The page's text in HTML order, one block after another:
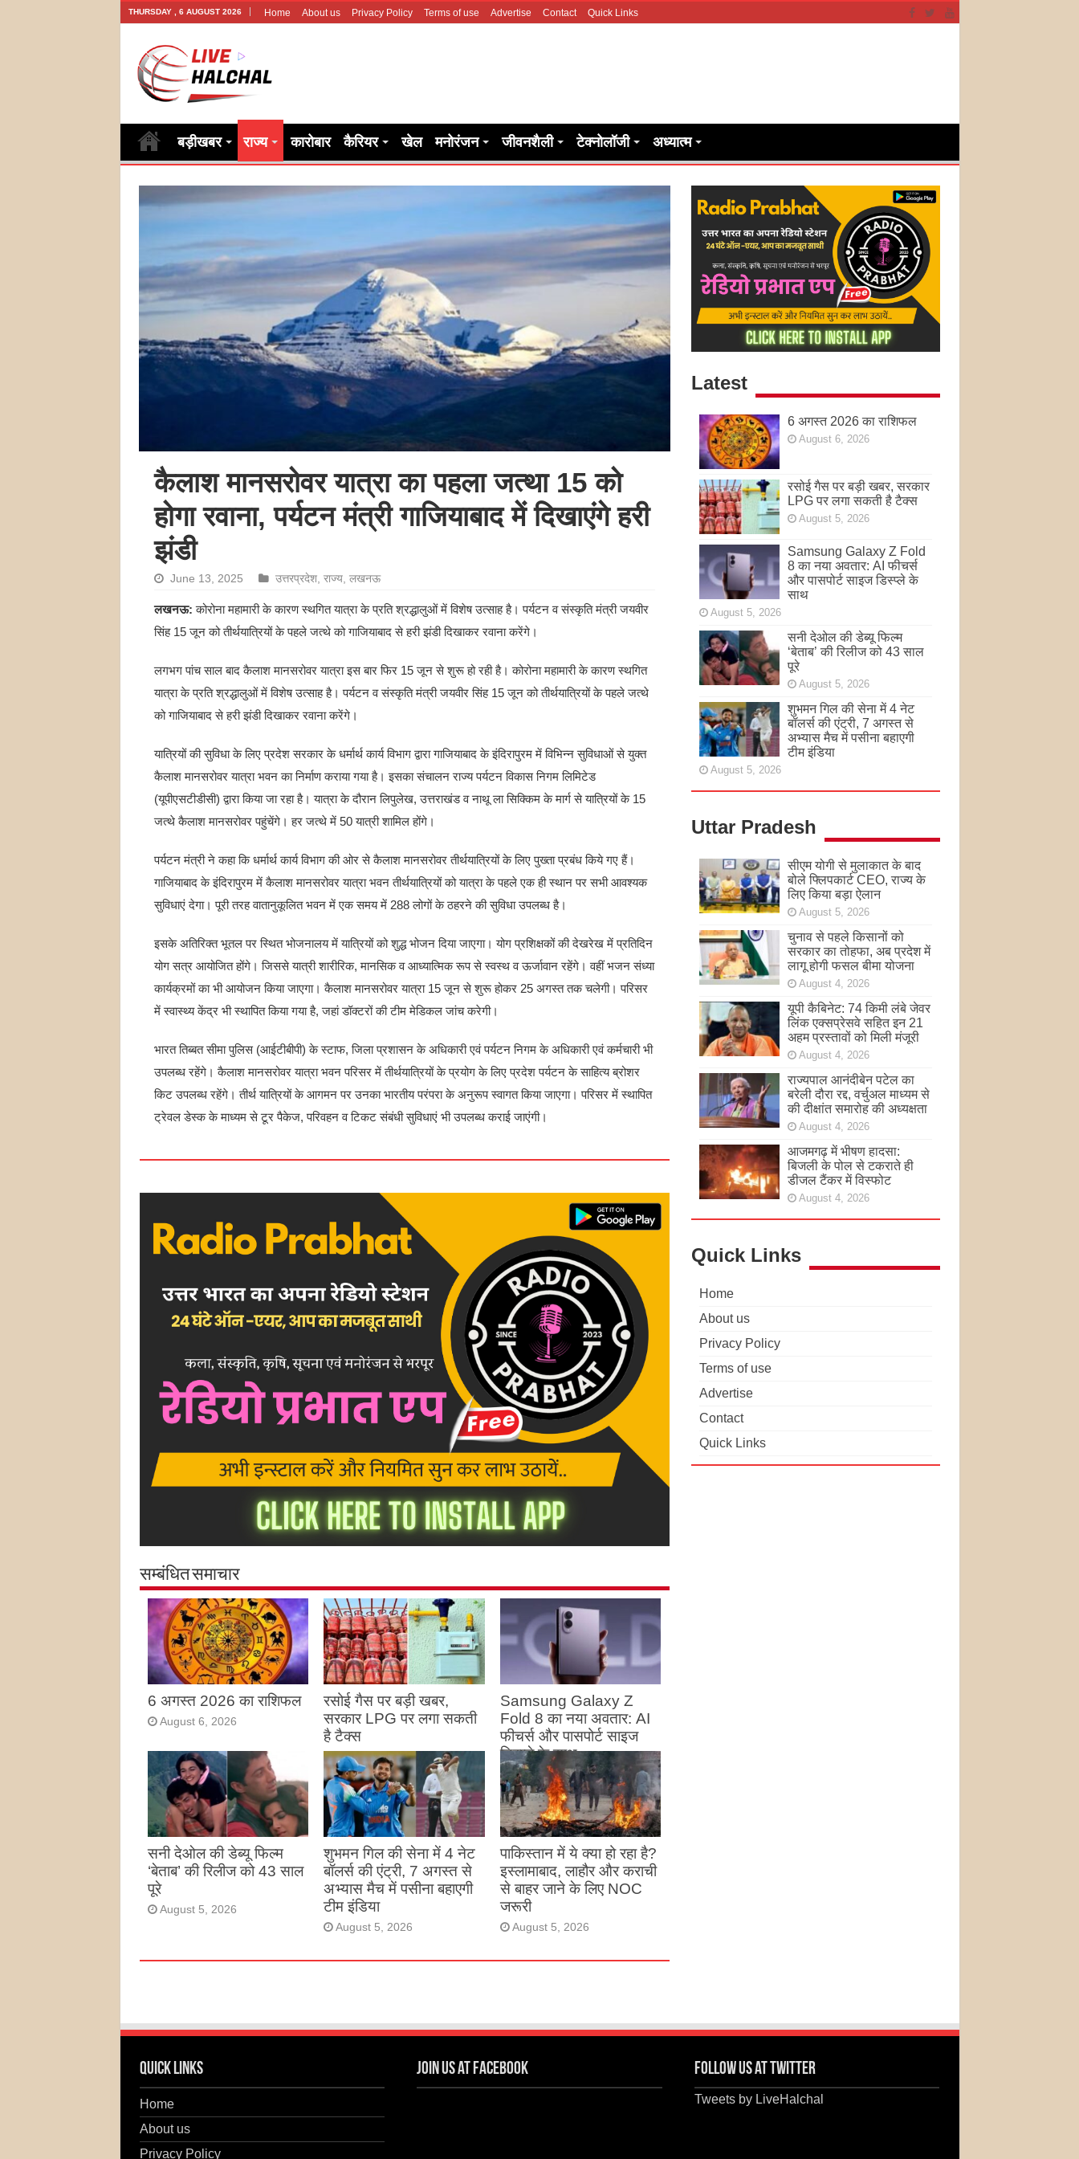
THURSDAY , 6 AUGUST 2026 Home About us Privacy Policy Terms of use Advertise Contact Quick Links
बड़ीखबर राज्य कारोबार कैरियर खेल मनोरंजन जीवनशैली टेक्नोलॉजी अध्यात्म
कैलाश मानसरोवर यात्रा का पहला जत्था 15 को
होगा रवाना, पर्यटन मंत्री गाजियाबाद में दिखाएंगे हरी
झंडी
June 13, 2025 उत्तरप्रदेश, राज्य, लखनऊ
लखनऊ:कोरोना महामारी के कारण स्थगित यात्रा के प्रति श्रद्धालुओं में विशेष उत्साह है। पर्यटन व संस्कृति मंत्री जयवीर
सिंह 15 जून को तीर्थयात्रियों के पहले जत्थे को गाजियाबाद से हरी झंडी दिखाकर रवाना करेंगे।
लगभग पांच साल बाद कैलाश मानसरोवर यात्रा इस बार फिर 15 जून से शुरू हो रही है। कोरोना महामारी के कारण स्थगित
यात्रा के प्रति श्रद्धालुओं में विशेष उत्साह है। पर्यटन व संस्कृति मंत्री जयवीर सिंह 15 जून को तीर्थयात्रियों के पहले जत्थे
को गाजियाबाद से हरी झंडी दिखाकर रवाना करेंगे।
यात्रियों की सुविधा के लिए प्रदेश सरकार के धर्मार्थ कार्य विभाग द्वारा गाजियाबाद के इंदिरापुरम में विभिन्न सुविधाओं से युक्त
कैलाश मानसरोवर यात्रा भवन का निर्माण कराया गया है। इसका संचालन राज्य पर्यटन विकास निगम लिमिटेड
(यूपीएसटीडीसी) द्वारा किया जा रहा है। यात्रा के दौरान लिपुलेख, उत्तराखंड व नाथू ला सिक्किम के मार्ग से यात्रियों के 15
जत्थे कैलाश मानसरोवर पहुंचेंगे। हर जत्थे में 50 यात्री शामिल होंगे।
पर्यटन मंत्री ने कहा कि धर्मार्थ कार्य विभाग की ओर से कैलाश मानसरोवर तीर्थयात्रियों के लिए पुख्ता प्रबंध किये गए हैं।
गाजियाबाद के इंदिरापुरम में कैलाश मानसरोवर यात्रा भवन तीर्थयात्रियों को यात्रा के पहले एक ही स्थान पर सभी आवश्यक
सुविधाएं देगा। पूरी तरह वातानुकूलित भवन में एक समय में 288 लोगों के ठहरने की सुविधा उपलब्ध है।
इसके अतिरिक्त भूतल पर स्थित भोजनालय में यात्रियों को शुद्ध भोजन दिया जाएगा। योग प्रशिक्षकों की देखरेख में प्रतिदिन
योग सत्र आयोजित होंगे। जिससे यात्री शारीरिक, मानसिक व आध्यात्मिक रूप से स्वस्थ व ऊर्जावान रहेंगे। वहीं भजन संध्या
कार्यक्रमों का भी आयोजन किया जाएगा। कैलाश मानसरोवर यात्रा 15 जून से शुरू होकर 25 अगस्त तक चलेगी। परिसर
में स्वास्थ्य केंद्र भी स्थापित किया गया है, जहां डॉक्टरों की टीम मेडिकल जांच करेगी।
भारत तिब्बत सीमा पुलिस (आईटीबीपी) के स्टाफ, जिला प्रशासन के अधिकारी एवं पर्यटन निगम के अधिकारी एवं कर्मचारी भी
उपलब्ध रहेंगे। कैलाश मानसरोवर यात्रा भवन परिसर में तीर्थयात्रियों के प्रयोग के लिए प्रदेश पर्यटन के साहित्य ब्रोशर
किट उपलब्ध रहेंगे। तीर्थ यात्रियों के आगमन पर उनका भारतीय परंपरा के अनुरूप स्वागत किया जाएगा। परिसर में स्थापित
ट्रेवल डेस्क के माध्यम से टूर पैकेज, परिवहन व टिकट संबंधी सुविधाएं भी उपलब्ध कराई जाएंगी।
सम्बंधित समाचार
6 अगस्त 2026 का राशिफल
August 6, 2026
रसोई गैस पर बड़ी खबर,
सरकार LPG पर लगा सकती
है टैक्स
August 5, 2026
Samsung Galaxy Z
Fold 8 का नया अवतार: AI
फीचर्स और पासपोर्ट साइज
डिस्प्ले के साथ
August 5, 2026
सनी देओल की डेब्यू फिल्म
‘बेताब’ की रिलीज को 43 साल
पूरे
August 5, 2026
शुभमन गिल की सेना में 4 नेट
बॉलर्स की एंट्री, 7 अगस्त से
अभ्यास मैच में पसीना बहाएगी
टीम इंडिया
August 5, 2026
पाकिस्तान में ये क्या हो रहा है?
इस्लामाबाद, लाहौर और कराची
से बाहर जाने के लिए NOC
जरूरी
August 5, 2026
Latest
6 अगस्त 2026 का राशिफल
August 6, 2026
रसोई गैस पर बड़ी खबर, सरकार
LPG पर लगा सकती है टैक्स
August 5, 2026
Samsung Galaxy Z Fold
8 का नया अवतार: AI फीचर्स
और पासपोर्ट साइज डिस्प्ले के
साथ
August 5, 2026
सनी देओल की डेब्यू फिल्म
‘बेताब’ की रिलीज को 43 साल
पूरे
August 5, 2026
शुभमन गिल की सेना में 4 नेट
बॉलर्स की एंट्री, 7 अगस्त से
अभ्यास मैच में पसीना बहाएगी
टीम इंडिया
August 5, 2026
Uttar Pradesh
सीएम योगी से मुलाकात के बाद
बोले फ्लिपकार्ट CEO, राज्य के
लिए किया बड़ा ऐलान
August 5, 2026
चुनाव से पहले किसानों को
सरकार का तोहफा, अब प्रदेश में
लागू होगी फसल बीमा योजना
August 4, 2026
यूपी कैबिनेट: 74 किमी लंबे जेवर
लिंक एक्सप्रेसवे सहित इन 21
अहम प्रस्तावों को मिली मंजूरी
August 4, 2026
राज्यपाल आनंदीबेन पटेल का
बरेली दौरा रद्द, वर्चुअल माध्यम से
की दीक्षांत समारोह की अध्यक्षता
August 4, 2026
आजमगढ़ में भीषण हादसा:
बिजली के पोल से टकराते ही
डीजल टैंकर में विस्फोट
August 4, 2026
Quick Links
Home
About us
Privacy Policy
Terms of use
Advertise
Contact
Quick Links
Quick Links
Home
About us
Privacy Policy
Join us at Facebook Follow us at Twitter
Tweets by LiveHalchal